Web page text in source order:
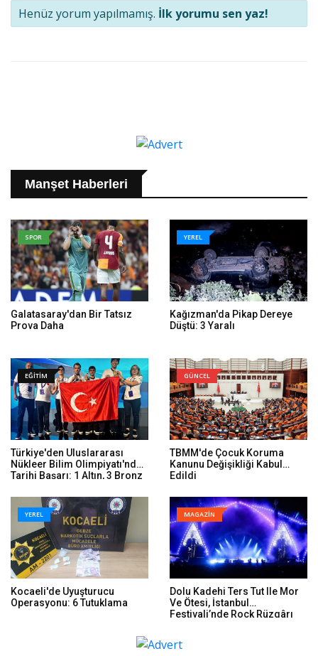
Henüz yorum yapılmamış. İlk yorumu sen yaz!
Manşet Haberleri
SPOR
Galatasaray'dan Bir Tatsız
Prova Daha
YEREL
Kağızman'da Pikap Dereye
Düştü: 3 Yaralı
EĞİTİM
Türkiye'den Uluslararası
Nükleer Bilim Olimpiyatı'nda
Tarihi Başarı: 1 Altın, 3 Bronz
GÜNCEL
TBMM'de Çocuk Koruma
Kanunu Değişikliği Kabul
Edildi
YEREL
Kocaeli'de Uyuşturucu
Operasyonu: 6 Tutuklama
MAGAZİN
Dolu Kadehi Ters Tut Ile Mor
Ve Ötesi, İstanbul
Festivali’nde Rock Rüzgârı